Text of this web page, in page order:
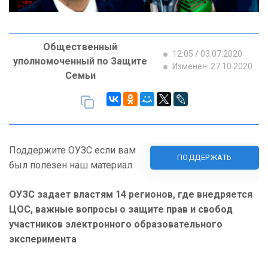
Общественный
уполномоченный по Защите
Семьи
12:05 / 03.07.2020
Изменен: 27.10.2020
Поддержите ОУЗС если вам
был полезен наш материал
ПОДДЕРЖАТЬ
ОУЗС задает властям 14 регионов, где внедряется
ЦОС, важные вопросы о защите прав и свобод
участников электронного образовательного
эксперимента